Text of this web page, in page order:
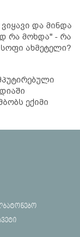
და მინდა
რა მოხდა" - რა
ახმეტელი?
ექიმი